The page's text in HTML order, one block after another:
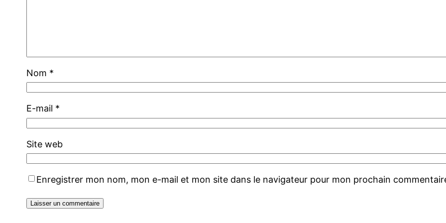
Nom *
E-mail *
Site web
Enregistrer mon nom, mon e-mail et mon site dans le navigateur pour mon prochain